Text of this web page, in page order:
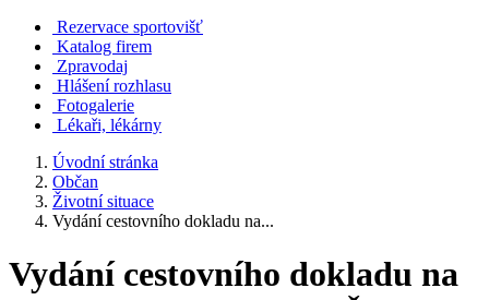
Rezervace sportovišť
Katalog firem
Zpravodaj
Hlášení rozhlasu
Fotogalerie
Lékaři, lékárny
Úvodní stránka
Občan
Životní situace
Vydání cestovního dokladu na...
Vydání cestovního dokladu na